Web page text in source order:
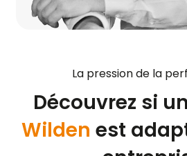
La pression de la
Découvrez si
Wilden est